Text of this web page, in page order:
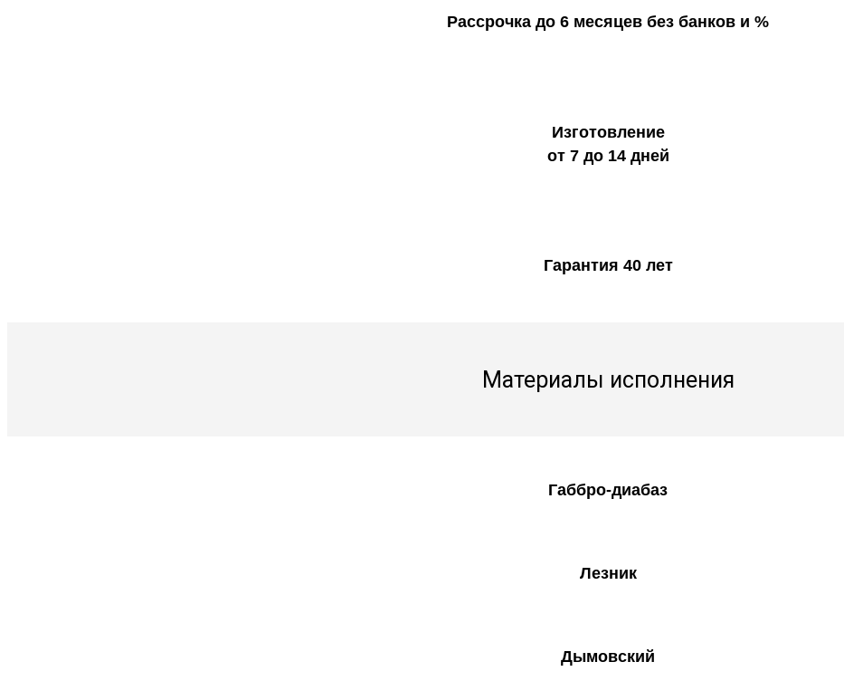
Рассрочка до 6 месяцев без банков и %
Изготовление
от 7 до 14 дней
Гарантия 40 лет
Материалы исполнения
Габбро-диабаз
Лезник
Дымовский